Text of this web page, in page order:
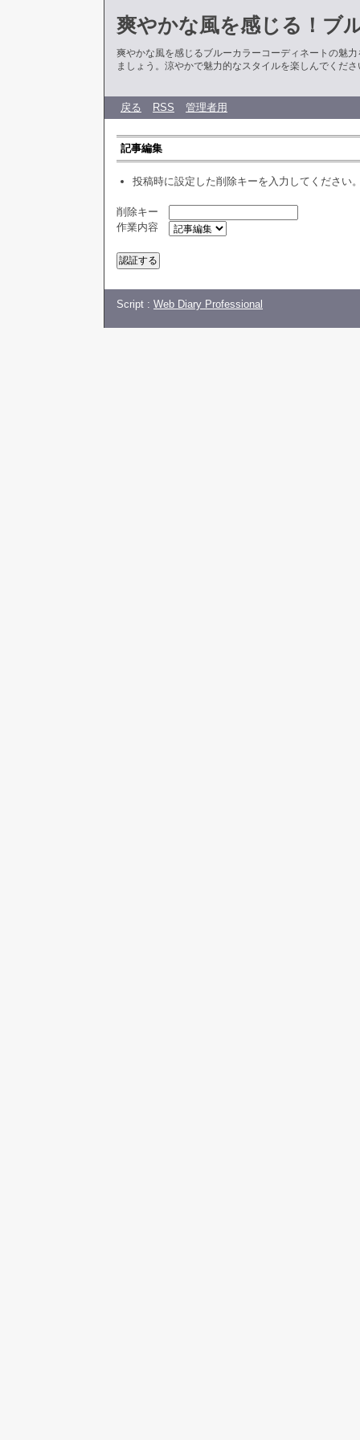
爽やかな風を感じる！ブ
爽やかな風を感じるブルーカラーコーディネートの魅
ましょう。涼やかで魅力的なスタイルを楽しんでくださ
戻る RSS 管理者用
記事編集
投稿時に設定した削除キーを入力してください
削除キー
作業内容
Script : Web Diary Professional